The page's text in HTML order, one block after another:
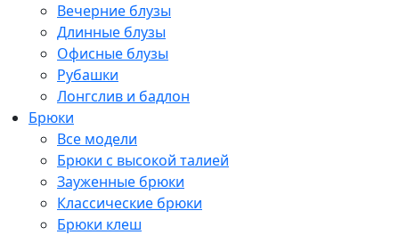
Вечерние блузы
Длинные блузы
Офисные блузы
Рубашки
Лонгслив и бадлон
Брюки
Все модели
Брюки с высокой талией
Зауженные брюки
Классические брюки
Брюки клеш